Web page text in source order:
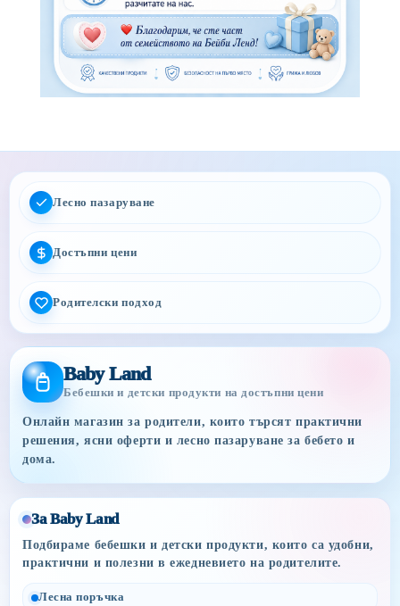
Лесно пазаруване
Достъпни цени
Родителски подход
Baby Land
Бебешки и детски продукти на достъпни цени
Онлайн магазин за родители, които търсят практични
решения, ясни оферти и лесно пазаруване за бебето и
дома.
За Baby Land
Подбираме бебешки и детски продукти, които са удобни,
практични и полезни в ежедневието на родителите.
Лесна поръчка